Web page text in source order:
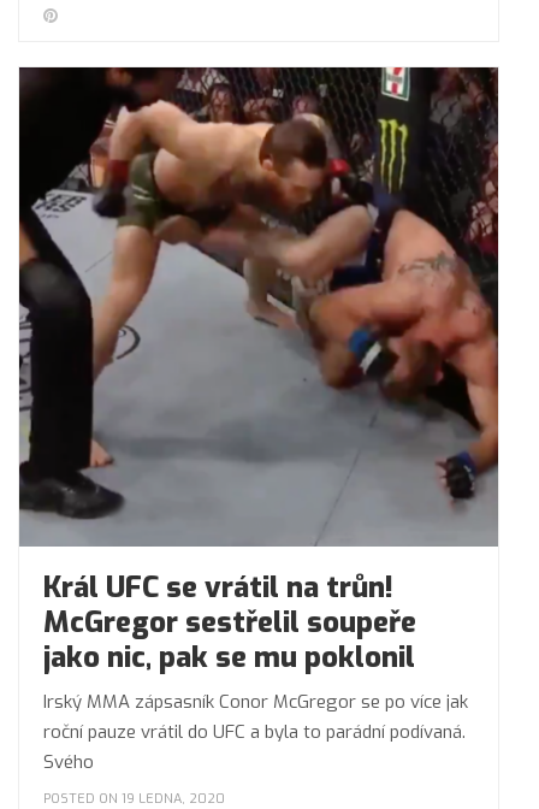
Král UFC se vrátil na trůn!
McGregor sestřelil soupeře
jako nic, pak se mu poklonil
Irský MMA zápsasník Conor McGregor se po více jak
roční pauze vrátil do UFC a byla to parádní podívaná.
Svého
POSTED ON 19 LEDNA, 2020